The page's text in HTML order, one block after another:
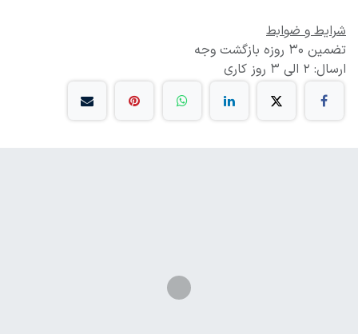
شرایط و ضوابط
تضمین 30 روزه بازگشت وجه
ارسال: 2 الی 3 روز کاری